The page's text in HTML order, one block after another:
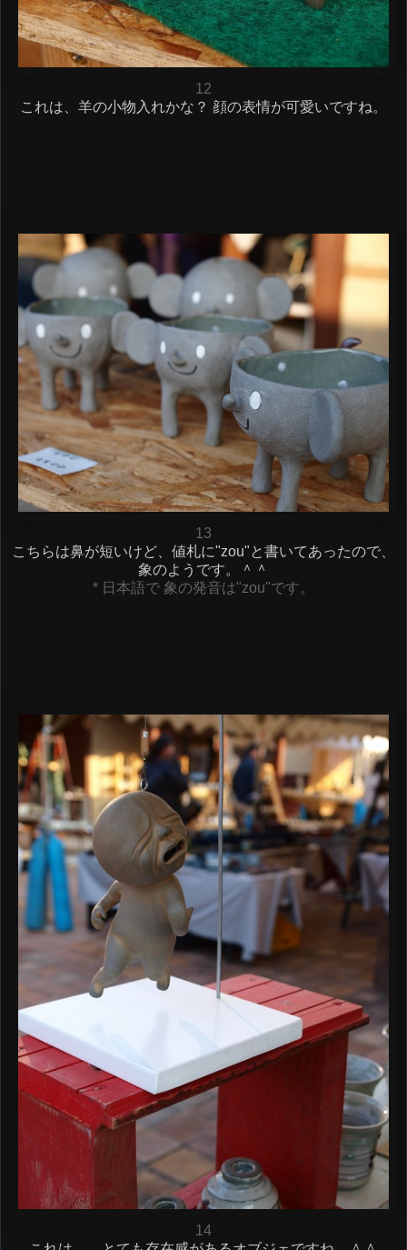
12
これは、羊の小物入れかな？ 顔の表情が可愛いですね。
13
こちらは鼻が短いけど、値札に"zou"と書いてあったので、
象のようです。＾＾
* 日本語で 象の発音は"zou"です。
14